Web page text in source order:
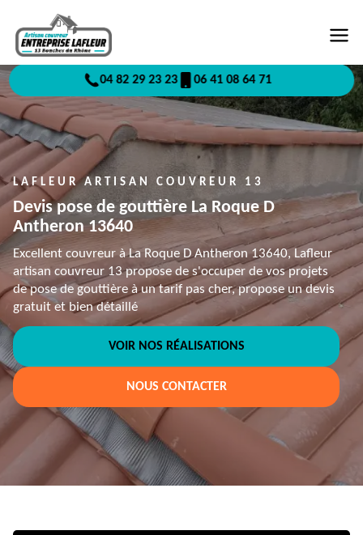
04 82 29 23 23 06 41 08 64 71
LAFLEUR ARTISAN COUVREUR 13
Devis pose de gouttière La Roque D
Antheron 13640
Excellent couvreur à La Roque D Antheron 13640, Lafleur
artisan couvreur 13 propose de s'occuper de vos projets
de pose de gouttière à un tarif pas cher, propose un devis
gratuit et bien détaillé
VOIR NOS RÉALISATIONS
NOUS CONTACTER